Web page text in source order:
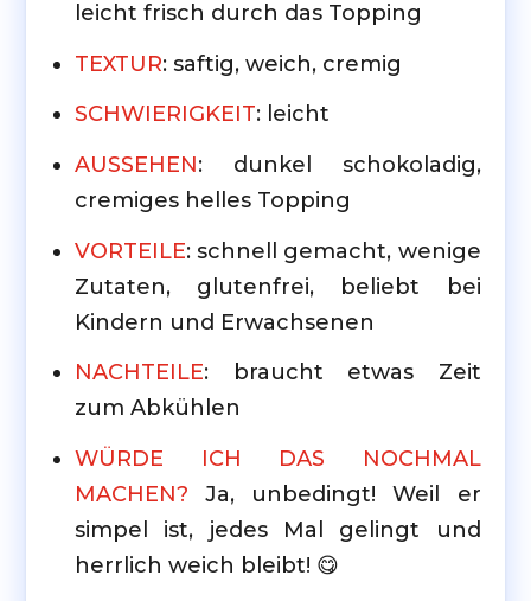
leicht frisch durch das Topping
TEXTUR: saftig, weich, cremig
SCHWIERIGKEIT: leicht
AUSSEHEN: dunkel schokoladig,
cremiges helles Topping
VORTEILE: schnell gemacht, wenige
Zutaten, glutenfrei, beliebt bei
Kindern und Erwachsenen
NACHTEILE: braucht etwas Zeit
zum Abkühlen
WÜRDE ICH DAS NOCHMAL
MACHEN? Ja, unbedingt! Weil er
simpel ist, jedes Mal gelingt und
herrlich weich bleibt! 😋